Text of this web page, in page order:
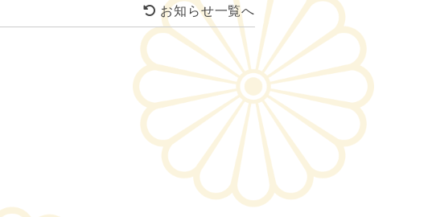
お知らせ一覧へ